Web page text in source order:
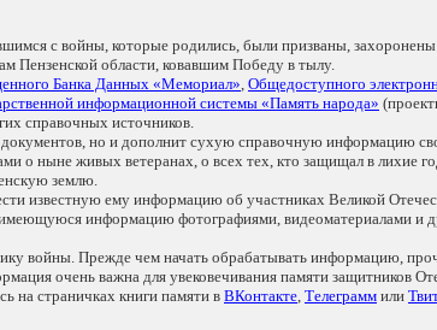
с войны, которые родились, были призваны,
Пензенской области, ковавшим Победу в тылу.
Банка Данных «Мемориал», Общедоступного
информационной системы «Память народа»
справочных источников.
документов, но и дополнит сухую справочную информацию
о ныне живых ветеранах, о всех тех, кто защищал в лихие
землю.
известную ему информацию об участниках Великой
информацию фотографиями, видеоматериалами и
войны. Прежде чем начать обрабатывать информацию,
очень важна для увековечивания памяти защитников
на страничках книги памяти в ВКонтакте, Телеграмм или